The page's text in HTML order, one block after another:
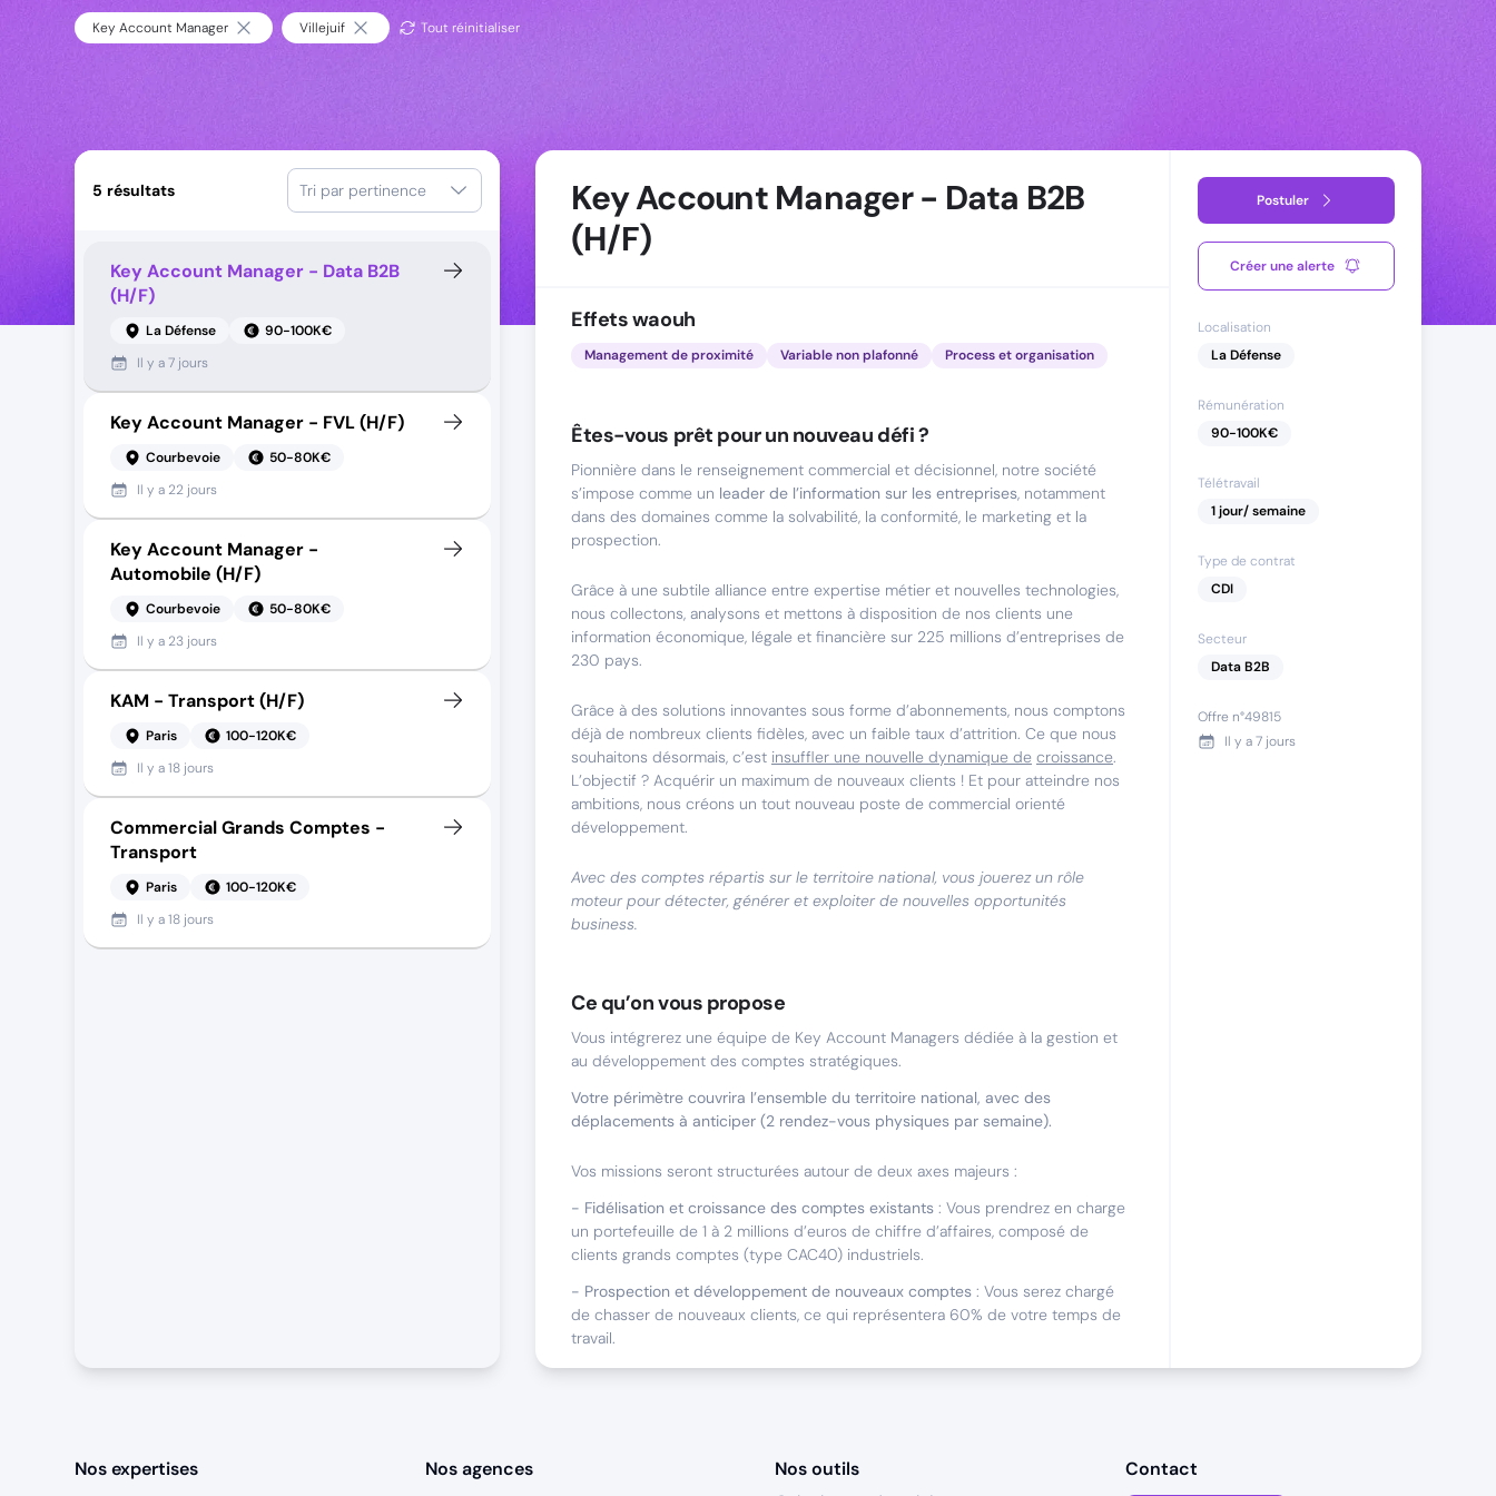
Key Account Manager Villejuif Tout réinitialiser
5 résultats Tri par pertinence
Key Account Manager - Data B2B
(H/F)
La Défense
90-100K€
Il y a7 jours
Key Account Manager - FVL (H/F)
Courbevoie
50-80K€
Il y a 22 jours
Key Account Manager -
Automobile (H/F)
Courbevoie
50-80K€
Il y a 23 jours
KAM - Transport (H/F)
Paris
100-120K€
Il y a18 jours
Commercial Grands Comptes -
Transport
Paris
100-120K€
Il y a18 jours
Key Account Manager - Data B2B
(H/F)
Effets waouh
Management de proximité Variable non plafonné Process et organisation
Êtes-vous prêt pour un nouveau défi ?
Pionnière dans le renseignement commercial et décisionnel, notre société
s’impose comme un leader de l’information sur les entreprises, notamment
dans des domaines comme la solvabilité, la conformité, le marketing et la
prospection.
Grâce à une subtile alliance entre expertise métier et nouvelles technologies,
nous collectons, analysons et mettons à disposition de nos clients une
information économique, légale et financière sur 225 millions d’entreprises de
230 pays.
Grâce à des solutions innovantes sous forme d’abonnements, nous comptons
déjà de nombreux clients fidèles, avec un faible taux d’attrition. Ce que nous
souhaitons désormais, c’est insuffler une nouvelle dynamique de croissance.
L’objectif ? Acquérir un maximum de nouveaux clients ! Et pour atteindre nos
ambitions, nous créons un tout nouveau poste de commercial orienté
développement.
Avec des comptes répartis sur le territoire national, vous jouerez un rôle
moteur pour détecter, générer et exploiter de nouvelles opportunités
business.
Ce qu’on vous propose
Vous intégrerez une équipe de Key Account Managers dédiée à la gestion et
au développement des comptes stratégiques.
Votre périmètre couvrira l’ensemble du territoire national, avec des
déplacements à anticiper (2 rendez-vous physiques par semaine).
Vos missions seront structurées autour de deux axes majeurs :
- Fidélisation et croissance des comptes existants : Vous prendrez en charge
un portefeuille de 1 à 2 millions d’euros de chiffre d’affaires, composé de
clients grands comptes (type CAC40) industriels.
- Prospection et développement de nouveaux comptes : Vous serez chargé
de chasser de nouveaux clients, ce qui représentera 60% de votre temps de
travail.
Postuler
Créer une alerte
Localisation
La Défense
Rémunération
90-100K€
Télétravail
1 jour/ semaine
Type de contrat
CDI
Secteur
Data B2B
Offre n°49815
Il y a7 jours
Nos expertises
Nos agences
Nos outils
Contact